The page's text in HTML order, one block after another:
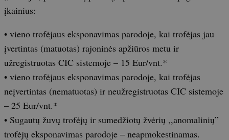
įkainius:
• vieno trofėjaus eksponavimas parodoje, kai trofėjas jau
įvertintas (matuotas) rajoninės apžiūros metu ir
užregistruotas CIC sistemoje – 15 Eur/vnt.*
• vieno trofėjaus eksponavimas parodoje, kai trofėjas
neįvertintas (nematuotas) ir neužregistruotas CIC sistemoje
– 25 Eur/vnt.*
• Sugautų žuvų trofėjų ir sumedžiotų žvėrių ,,anomalinių”
trofėjų eksponavimas parodoje – neapmokestinamas.